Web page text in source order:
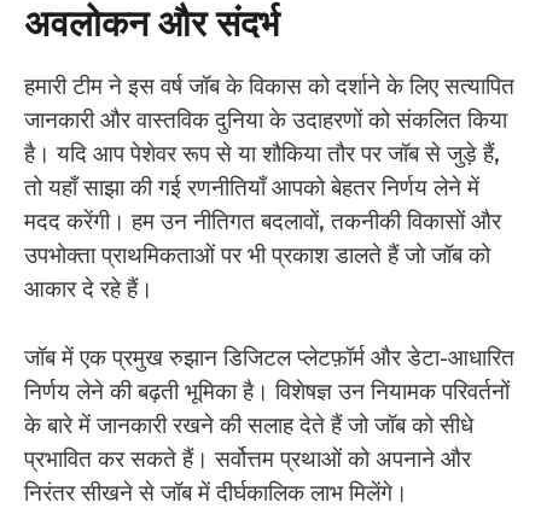
अवलोकन और संदर्भ
हमारी टीम ने इस वर्ष जॉब के विकास को दर्शाने के लिए सत्यापित
जानकारी और वास्तविक दुनिया के उदाहरणों को संकलित किया
है। यदि आप पेशेवर रूप से या शौकिया तौर पर जॉब से जुड़े हैं,
तो यहाँ साझा की गई रणनीतियाँ आपको बेहतर निर्णय लेने में
मदद करेंगी। हम उन नीतिगत बदलावों, तकनीकी विकासों और
उपभोक्ता प्राथमिकताओं पर भी प्रकाश डालते हैं जो जॉब को
आकार दे रहे हैं।
जॉब में एक प्रमुख रुझान डिजिटल प्लेटफ़ॉर्म और डेटा-आधारित
निर्णय लेने की बढ़ती भूमिका है। विशेषज्ञ उन नियामक परिवर्तनों
के बारे में जानकारी रखने की सलाह देते हैं जो जॉब को सीधे
प्रभावित कर सकते हैं। सर्वोत्तम प्रथाओं को अपनाने और
निरंतर सीखने से जॉब में दीर्घकालिक लाभ मिलेंगे।